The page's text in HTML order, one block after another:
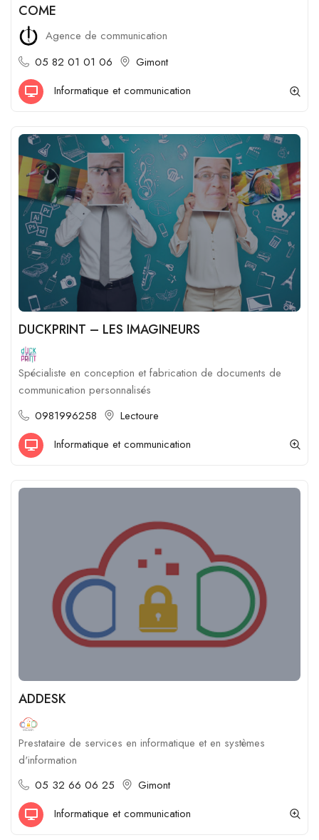
COME
Agence de communication
05 82 01 01 06
Gimont
Informatique et communication
DUCKPRINT – LES IMAGINEURS
Spécialiste en conception et fabrication de documents de
communication personnalisés
0981996258
Lectoure
Informatique et communication
ADDESK
Prestataire de services en informatique et en systèmes
d'information
05 32 66 06 25
Gimont
Informatique et communication